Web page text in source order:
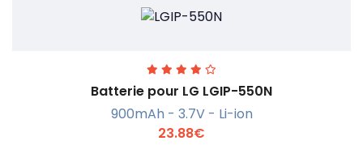
En savoir +
Batterie pour LG LGIP-550N
900mAh - 3.7V - Li-ion
23.88€